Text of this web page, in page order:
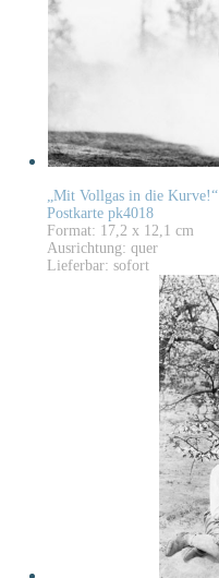
„Mit Vollgas in die Kurve!“
Postkarte pk4018
Format: 17,2 x 12,1 cm
Ausrichtung: quer
Lieferbar: sofort